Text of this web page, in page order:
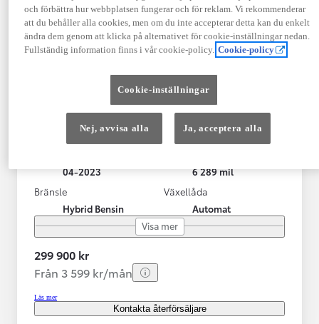
Toyota Yaris Cross
Toyota Yaris Cross 1,5 Hybrid Adventure Drag V-Hjul
KRYLBO
04-2023
6 289 mil
Bränsle
Hybrid Bensin
Växellåda
Automat
Visa mer
299 900 kr
Från 3 599 kr/mån
Läs mer
Kontakta återförsäljare
och förbättra hur webbplatsen fungerar och för reklam. Vi rekommenderar
att du behåller alla cookies, men om du inte accepterar detta kan du enkelt
ändra dem genom att klicka på alternativet för cookie-inställningar nedan.
Fullständig information finns i vår cookie-policy. Cookie-policy
Cookie-inställningar
Nej, avvisa alla Ja, acceptera alla